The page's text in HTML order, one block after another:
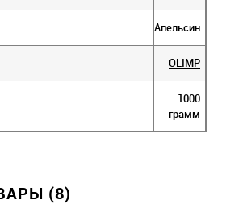
Апельсин
OLIMP
1000
грамм
(8)